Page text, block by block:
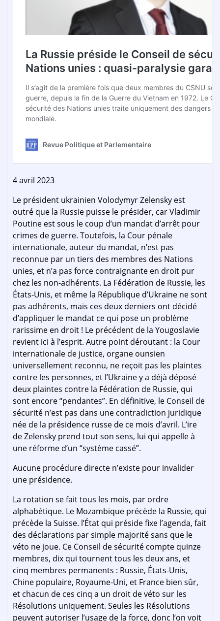
4 avril 2023
Le président ukrainien Volodymyr Zelensky est
outré que la Russie puisse le présider, car Vladimir
Poutine est sous le coup d’un mandat d’arrêt pour
crimes de guerre. Toutefois, la Cour pénale
internationale, auteur du mandat, n’est pas
reconnue par un tiers des membres des Nations
unies, et n’a pas force contraignante en droit pur
chez les non-adhérents. La Fédération de Russie, les
États-Unis, et même la République d’Ukraine ne sont
pas adhérents, mais ces deux derniers ont décidé
d’appliquer le mandat ce qui pose un problème
rarissime en droit ! Le précédent de la Yougoslavie
revient ici à l’esprit. Autre point déroutant : la Cour
internationale de justice, organe ounsien
universellement reconnu, ne reçoit pas les plaintes
contre les personnes, et l’Ukraine y a déjà déposé
deux plaintes contre la Fédération de Russie, qui
sont encore “pendantes”. En définitive, le Conseil de
sécurité n’est pas dans une contradiction juridique
née de la présidence russe de ce mois d’avril. L’ire
de Zelensky prend tout son sens, lui qui appelle à
une réforme d’un “système cassé”.
Aucune procédure directe n’existe pour invalider
une présidence.
La rotation se fait tous les mois, par ordre
alphabétique. Le Mozambique précède la Russie, qui
précède la Suisse. l’État qui préside fixe l’agenda, fait
des déclarations par simple majorité sans que le
véto ne joue. Ce Conseil de sécurité compte quinze
membres, dix qui tournent tous les deux ans, et
cinq membres permanents : Russie, États-Unis,
Chine populaire, Royaume-Uni, et France bien sûr,
et chacun de ces cinq a un droit de véto sur les
Résolutions uniquement. Seules les Résolutions
peuvent autoriser l’usage de la force, donc l’on voit